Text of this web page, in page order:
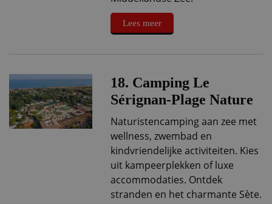
Lees meer
18. Camping Le
Sérignan-Plage Nature
Naturistencamping aan zee met
wellness, zwembad en
kindvriendelijke activiteiten. Kies
uit kampeerplekken of luxe
accommodaties. Ontdek
stranden en het charmante Sète.